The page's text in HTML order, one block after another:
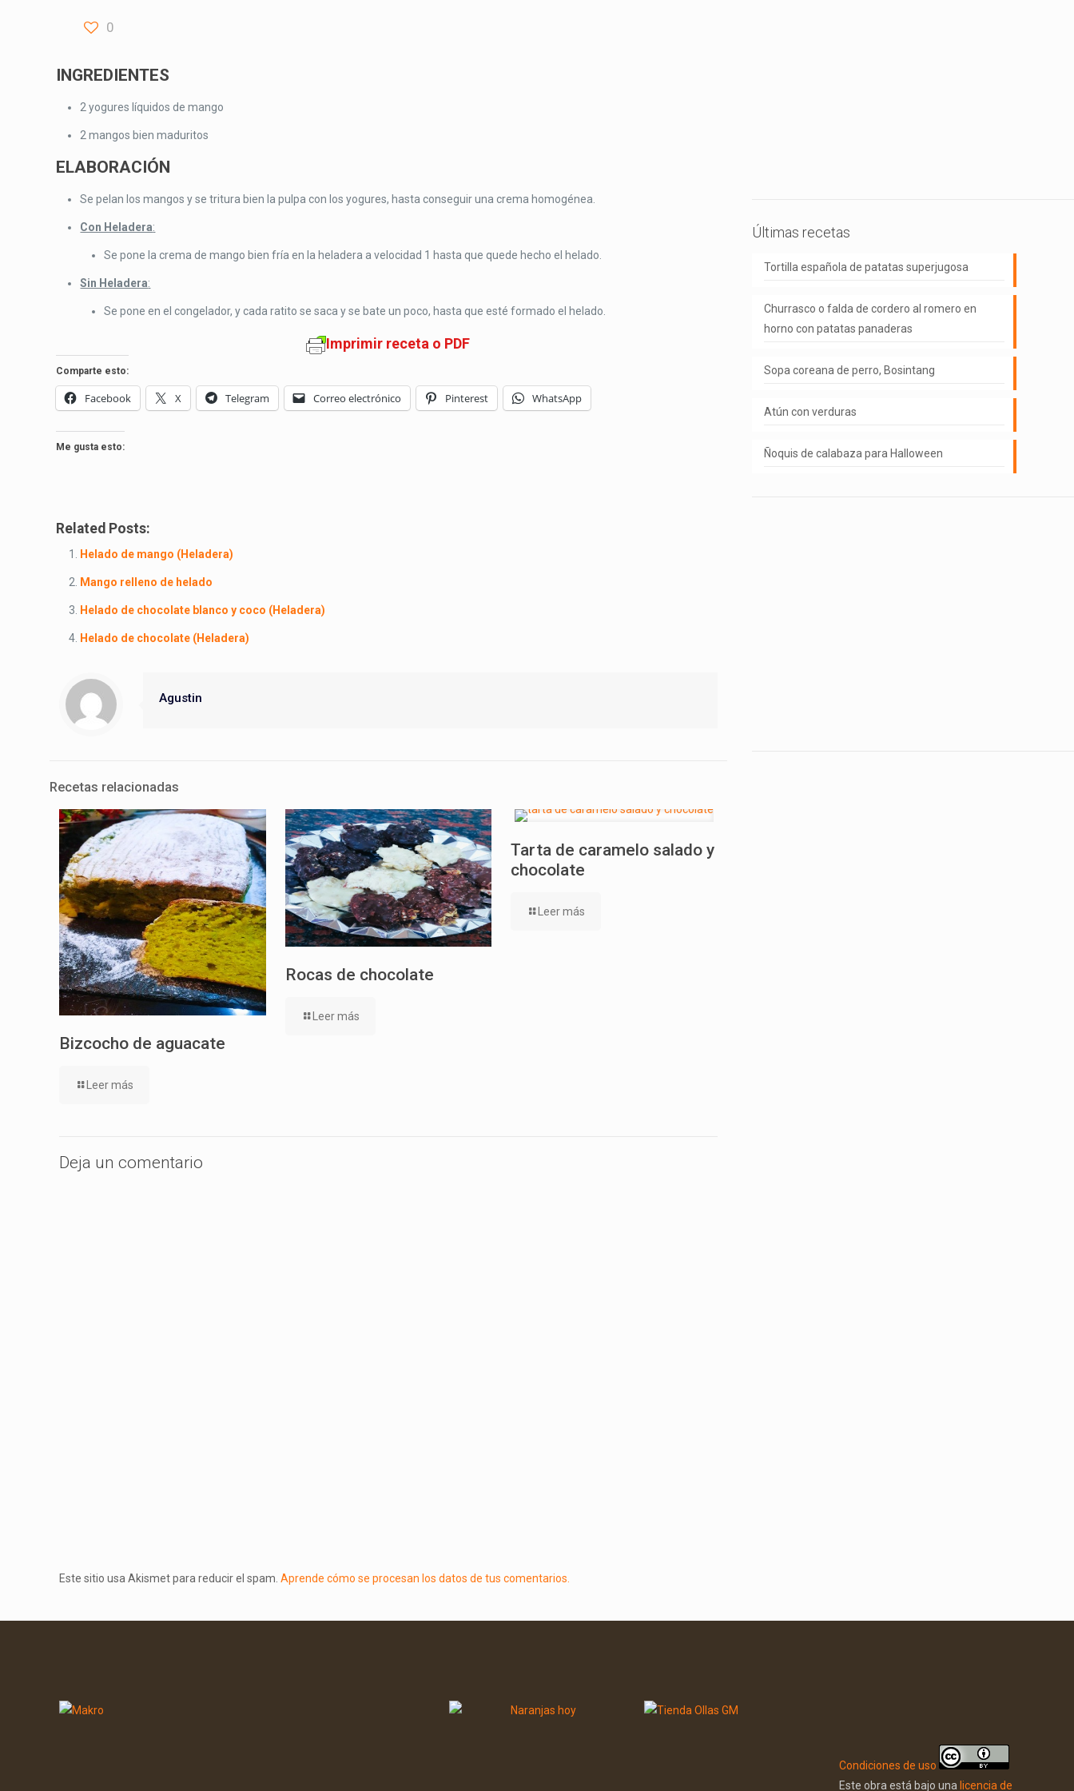
0
INGREDIENTES
2 yogures líquidos de mango
2 mangos bien maduritos
ELABORACIÓN
Se pelan los mangos y se tritura bien la pulpa con los yogures, hasta conseguir una crema homogénea.
Con Heladera:
Se pone la crema de mango bien fría en la heladera a velocidad 1 hasta que quede hecho el helado.
Sin Heladera:
Se pone en el congelador, y cada ratito se saca y se bate un poco, hasta que esté formado el helado.
Imprimir receta o PDF
Comparte esto:
Facebook X Telegram Correo electrónico Pinterest WhatsApp
Me gusta esto:
Related Posts:
Helado de mango (Heladera)
Mango relleno de helado
Helado de chocolate blanco y coco (Heladera)
Helado de chocolate (Heladera)
Agustin
Recetas relacionadas
Bizcocho de aguacate
Leer más
Rocas de chocolate
Leer más
Tarta de caramelo salado y
chocolate
Leer más
Deja un comentario
Este sitio usa Akismet para reducir el spam. Aprende cómo se procesan los datos de tus comentarios.
Últimas recetas
Tortilla española de patatas superjugosa
Churrasco o falda de cordero al romero en
horno con patatas panaderas
Sopa coreana de perro, Bosintang
Atún con verduras
Ñoquis de calabaza para Halloween
Condiciones de uso
Este obra está bajo una licencia de